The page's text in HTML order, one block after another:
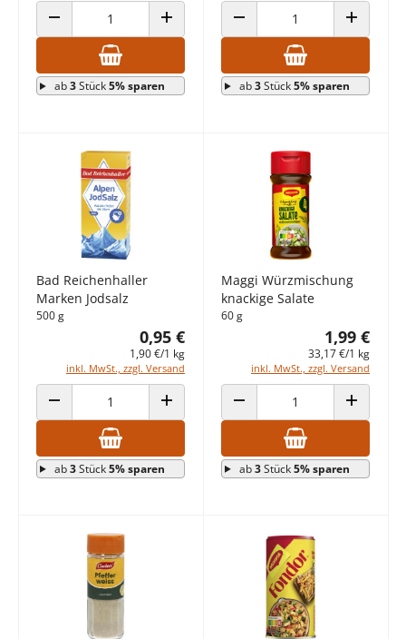
ANZAHL VERRINGERN ANZAHL ERHÖHEN
ab3Stück5% sparen
ANZAHL VERRINGERN ANZAHL
ab3Stück5% sparen
Bad Reichenhaller
Marken Jodsalz
500 g
0,95 €
1,90 €/1 kg
inkl. MwSt., zzgl. Versand
ANZAHL VERRINGERN ANZAHL ERHÖHEN
ab3Stück5% sparen
Maggi Würzmischung
knackige Salate
60 g
1,99 €
33,17 €/1 kg
inkl. MwSt., zzgl. Versand
ANZAHL VERRINGERN ANZAHL
ab3Stück5% sparen